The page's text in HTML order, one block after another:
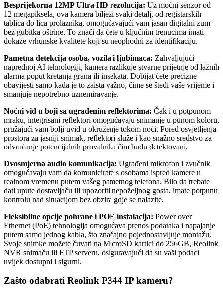
Besprijekorna 12MP Ultra HD rezolucija: Uz moćni senzor od
12 megapiksela, ova kamera bilježi svaki detalj, od registarskih
tablica do lica prolaznika, omogućavajući vam jasan digitalni zum
bez gubitka oštrine. To znači da ćete u ključnim trenucima imati
dokaze vrhunske kvalitete koji su neophodni za identifikaciju.
Pametna detekcija osoba, vozila i ljubimaca: Zahvaljujući
naprednoj AI tehnologiji, kamera razlikuje stvarne prijetnje od lažnih
alarma poput kretanja grana ili insekata. Dobijat ćete precizne
obavijesti samo kada je to zaista važno, čime se štedi vaše vrijeme i
smanjuje nepotrebno uznemiravanje.
Noćni vid u boji sa ugrađenim reflektorima: Čak i u potpunom
mraku, integrisani reflektori omogućavaju snimanje u punom koloru,
pružajući vam bolji uvid u okruženje tokom noći. Pored osvjetljenja
prostora za jasniji snimak, reflektori služe i kao snažno sredstvo za
odvraćanje potencijalnih provalnika čim budu detektovani.
Dvosmjerna audio komunikacija: Ugrađeni mikrofon i zvučnik
omogućavaju vam da komunicirate s osobama ispred kamere u
realnom vremenu putem vašeg pametnog telefona. Bilo da trebate
dati upute dostavljaču ili upozoriti nepoželjnog gosta, imate potpunu
kontrolu nad situacijom bez obzira gdje se nalazite.
Fleksibilne opcije pohrane i POE instalacija: Power over
Ethernet (PoE) tehnologija omogućava prenos podataka i napajanje
putem samo jednog kabla, što značajno pojednostavljuje montažu.
Svoje snimke možete čuvati na MicroSD kartici do 256GB, Reolink
NVR snimaču ili FTP serveru, osiguravajući da su vaši podaci
uvijek dostupni i sigurni.
Zašto odabrati Reolink P344 IP kameru?